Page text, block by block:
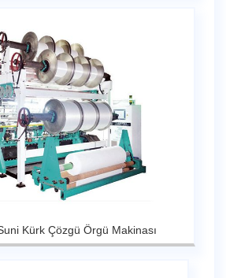
Kürk Çözgü Örgü Makinası